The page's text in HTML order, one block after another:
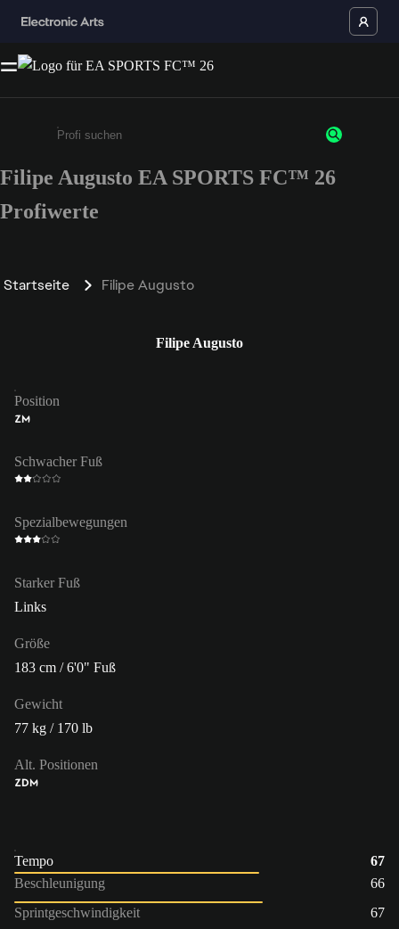
Gib mindestens 3 Zeichen oder Ziffern ein
Filipe Augusto EA SPORTS FC™ 26
Profiwerte
Startseite Filipe Augusto
Filipe Augusto
Position
ZM
Schwacher Fuß
Spezialbewegungen
Starker Fuß
Links
Größe
183 cm / 6'0" Fuß
Gewicht
77 kg / 170 lb
Alt. Positionen
ZDM
Tempo
67
Beschleunigung
66
Sprintgeschwindigkeit
67